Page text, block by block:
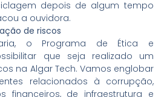
depois de algum tempo
a ouvidora.
de riscos
o Programa de Ética e
que seja realizado um
na Algar Tech. Vamos englobar
relacionados à corrupção,
financeiros, de infraestrutura e